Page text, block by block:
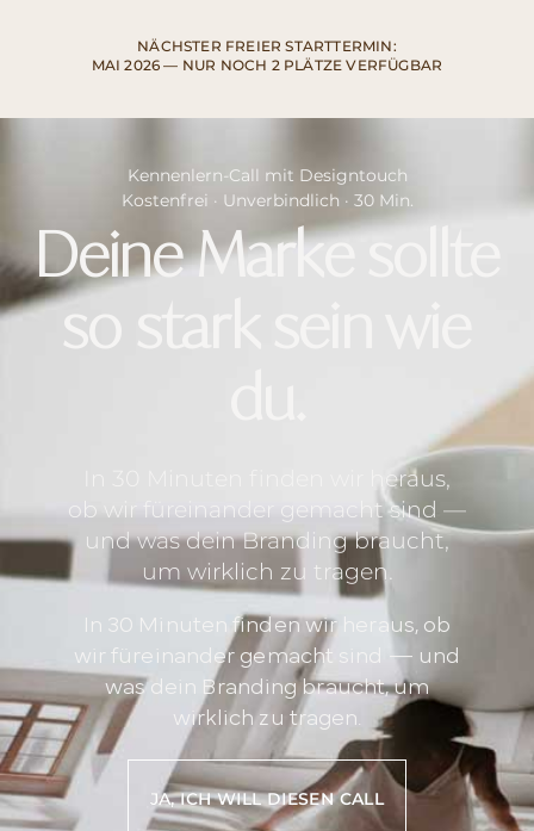
NÄCHSTER FREIER STARTTERMIN:
MAI 2026 — NUR NOCH 2 PLÄTZE VERFÜGBAR
Kennenlern-Call mit Designtouch
Kostenfrei · Unverbindlich · 30 Min.
Deine Marke sollte
so stark sein wie
In 30 Minuten finden wir heraus,
ob wir füreinander gemacht sind —
und was dein Branding braucht,
um wirklich zu tragen.
In 30 Minuten finden wir heraus, ob
wir füreinander gemacht sind — und
was dein Branding braucht, um
wirklich zu tragen.
JA, ICH WILL DIESEN CALL